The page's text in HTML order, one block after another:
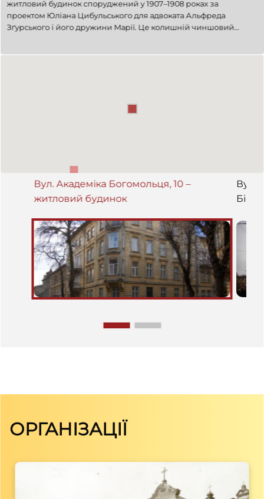
житловий будинок споруджений у 1907–1908 роках за
проектом Юліана Цибульського для адвоката Альфреда
Зґурського і його дружини Марії. Це колишній чиншовий
Вул. Академіка Богомольця, 10 –
житловий будинок
Вул.
ОРГАНІЗАЦІЇ